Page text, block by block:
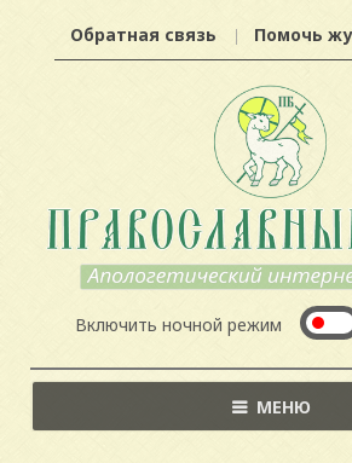
Обратная связь Помочь
Включить ночной режим
МЕНЮ